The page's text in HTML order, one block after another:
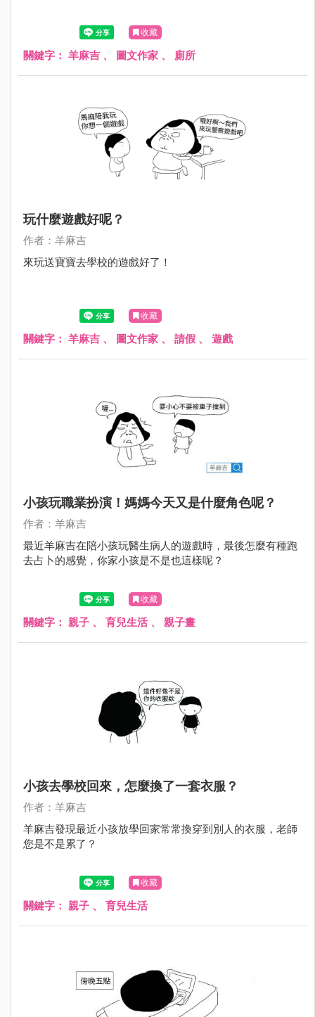
收藏
關鍵字： 羊麻吉 、 圖文作家 、 廁所
玩什麼遊戲好呢？
作者：羊麻吉
來玩送寶寶去學校的遊戲好了！
收藏
關鍵字： 羊麻吉 、 圖文作家 、 請假 、 遊戲
小孩玩職業扮演！媽媽今天又是什麼角色呢？
作者：羊麻吉
最近羊麻吉在陪小孩玩醫生病人的遊戲時，最後怎麼有種跑
去占卜的感覺，你家小孩是不是也這樣呢？
收藏
關鍵字： 親子 、 育兒生活、 親子畫
小孩去學校回來，怎麼換了一套衣服？
作者：羊麻吉
羊麻吉發現最近小孩放學回家常常換穿到別人的衣服，老師
您是不是累了？
收藏
關鍵字： 親子 、 育兒生活